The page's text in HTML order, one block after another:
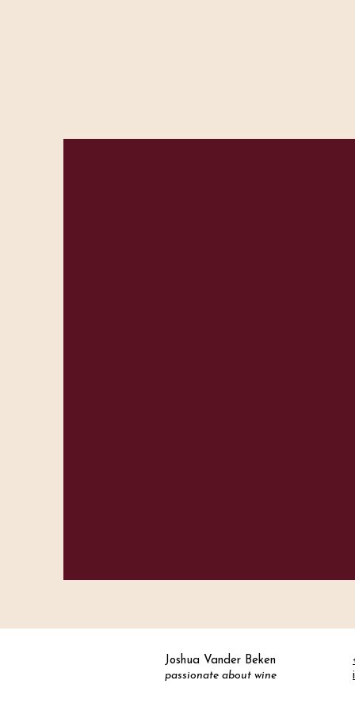
Joshua Vander Beken
passionate about wine